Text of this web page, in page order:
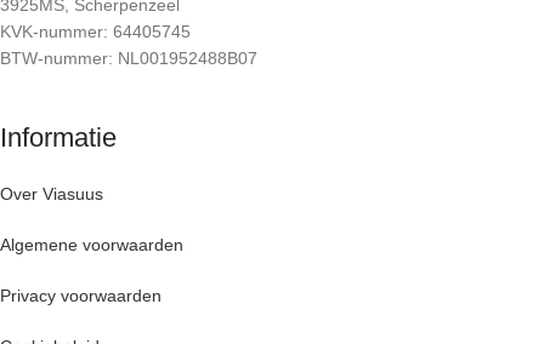
3925MS, Scherpenzeel
KVK-nummer: 64405745
BTW-nummer: NL001952488B07
Informatie
Over Viasuus
Algemene voorwaarden
Privacy voorwaarden